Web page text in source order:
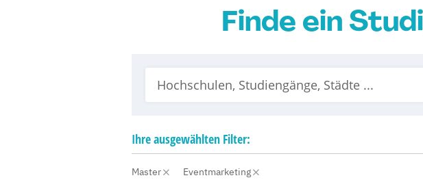
Finde ein
Ihreausgewählten Filter:
Master Eventmarketing